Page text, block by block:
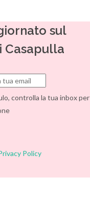
sul
Casapulla
controlla la tua inbox per
Policy